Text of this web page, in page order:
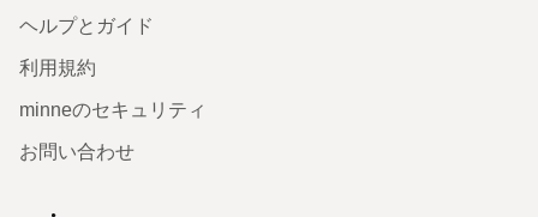
ヘルプとガイド
利用規約
minneのセキュリティ
お問い合わせ